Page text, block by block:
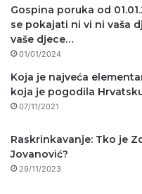
Gospina poruka od
se pokajati ni vi ni vaša
vaše djece…
01/01/2024
Koja je najveća
koja je pogodila
07/11/2021
Raskrinkavanje: Tko je
Jovanović?
29/11/2023